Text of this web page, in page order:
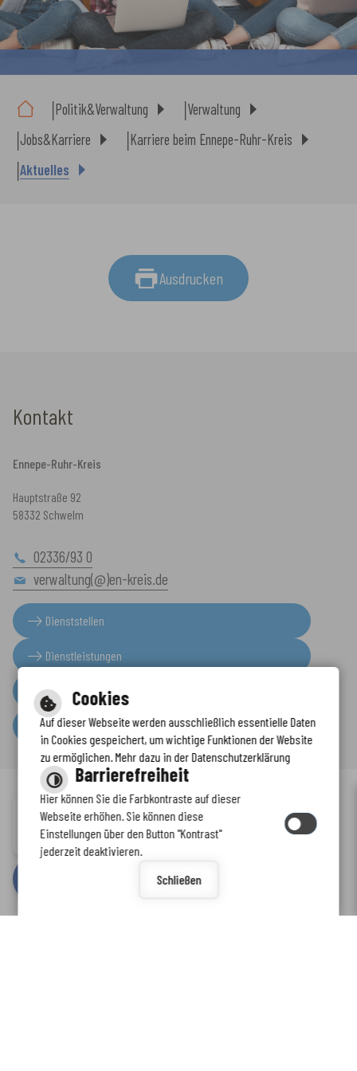
Politik&Verwaltung
Verwaltung
Jobs&Karriere
Karriere beim Ennepe-Ruhr-Kreis
Aktuelles
Ausdrucken
Kontakt
Ennepe-Ruhr-Kreis
Hauptstraße 92
58332 Schwelm
02336/93 0
verwaltung(@)en-kreis.de
Dienststellen
Dienstleistungen
Presseinformationen
Serviceportal
Inhalt-Impressum-Datenschutzerklärung Kontaktformular -
Barrierefreiheit
bycm citymedia GmbH
Immer auf dem neuesten Stand
www.enkreis.de möchte Ihnen Benachrichtigungen senden
Cookies
Auf dieser Webseite werden ausschließlich essentielle Daten
in Cookies gespeichert, um wichtige Funktionen der Website
zu ermöglichen. Mehr dazu in der Datenschutzerklärung
Barrierefreiheit
Hier können Sie die Farbkontraste auf dieser
Webseite erhöhen. Sie können diese
Einstellungen über den Button "Kontrast"
jederzeit deaktivieren.
Schließen